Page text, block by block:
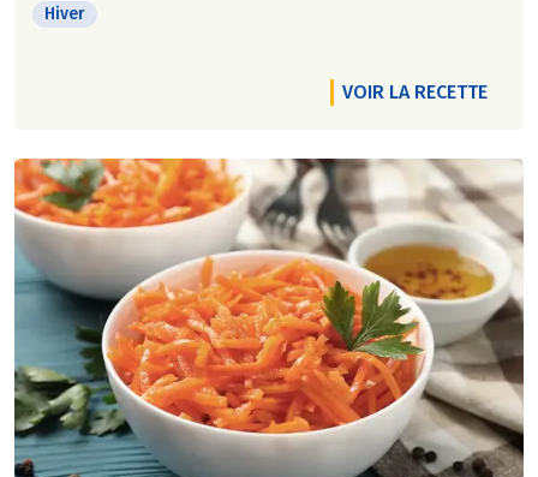
Hiver
VOIR LA RECETTE